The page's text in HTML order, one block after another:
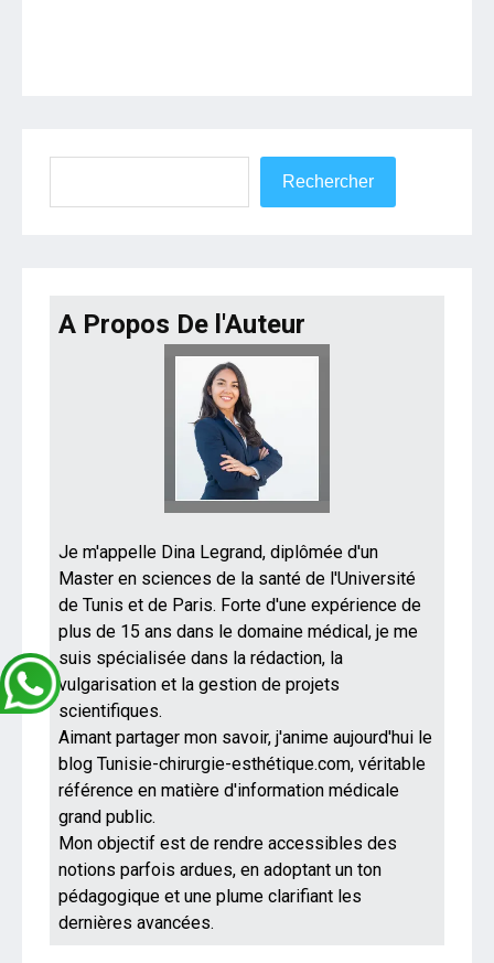
Rechercher
A Propos De l'Auteur
Je m'appelle Dina Legrand, diplômée d'un
Master en sciences de la santé de l'Université
de Tunis et de Paris. Forte d'une expérience de
plus de 15 ans dans le domaine médical, je me
suis spécialisée dans la rédaction, la
vulgarisation et la gestion de projets
scientifiques.
Aimant partager mon savoir, j'anime aujourd'hui le
blog Tunisie-chirurgie-esthétique.com, véritable
référence en matière d'information médicale
grand public.
Mon objectif est de rendre accessibles des
notions parfois ardues, en adoptant un ton
pédagogique et une plume clarifiant les
dernières avancées.